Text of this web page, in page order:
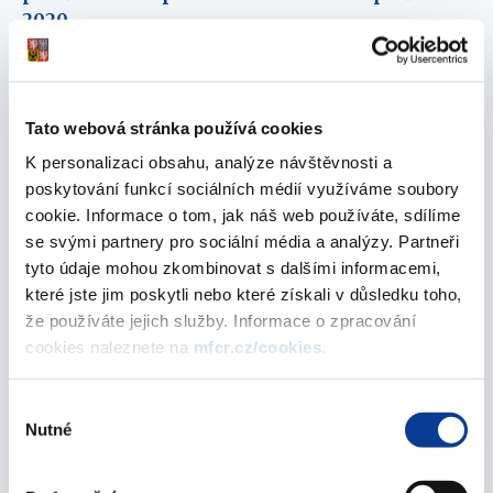
Tato webová stránka používá cookies
K personalizaci obsahu, analýze návštěvnosti a
poskytování funkcí sociálních médií využíváme soubory
cookie. Informace o tom, jak náš web používáte, sdílíme
se svými partnery pro sociální média a analýzy. Partneři
tyto údaje mohou zkombinovat s dalšími informacemi,
které jste jim poskytli nebo které získali v důsledku toho,
že používáte jejich služby. Informace o zpracování
cookies naleznete na mfcr.cz/cookies.
souhlasu
Nutné
2020
01. července 2020
červen 2020
Nová funkcionalita elektronického přístupu ke
správě majetkového účtu – Žádost o provedení
reklamace
Nová funkcionalita elektronického přístupu ke
správě majetkového účtu – Čestné prohlášení